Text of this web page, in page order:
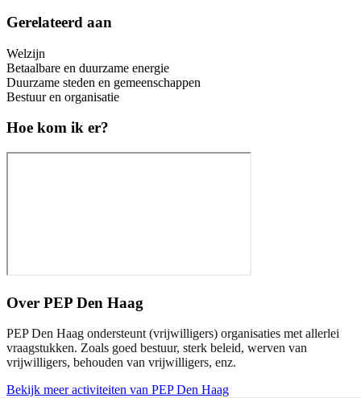
Gerelateerd aan
Welzijn
Betaalbare en duurzame energie
Duurzame steden en gemeenschappen
Bestuur en organisatie
Hoe kom ik er?
Over PEP Den Haag
PEP Den Haag ondersteunt (vrijwilligers) organisaties met allerlei
vraagstukken. Zoals goed bestuur, sterk beleid, werven van
vrijwilligers, behouden van vrijwilligers, enz.
Bekijk meer activiteiten van PEP Den Haag